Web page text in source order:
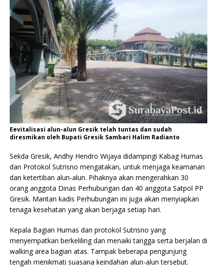
Eevitalisasi alun-alun Gresik telah tuntas dan sudah
diresmikan oleh Bupati Gresik Sambari Halim Radianto
Sekda Gresik, Andhy Hendro Wijaya didampingi Kabag Humas
dan Protokol Sutrisno mengatakan, untuk menjaga keamanan
dan ketertiban alun-alun. Pihaknya akan mengerahkan 30
orang anggota Dinas Perhubungan dan 40 anggota Satpol PP
Gresik. Mantan kadis Perhubungan ini juga akan menyiapkan
tenaga kesehatan yang akan berjaga setiap hari.
Kepala Bagian Humas dan protokol Sutrisno yang
menyempatkan berkeliling dan menaiki tangga serta berjalan di
walking area bagian atas. Tampak beberapa pengunjung
tengah menikmati suasana keindahan alun-alun tersebut.